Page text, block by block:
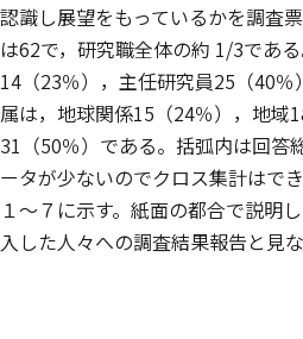
認識し展望をもっているかを調査
は62で，研究職全体の約 1/3であ
14（23％），主任研究員25（40
属は，地球関係15（24％），地域
31（50％）である。括弧内は回答
ータが少ないのでクロス集計はで
１〜７に示す。紙面の都合で説明
入した人々への調査結果報告と見